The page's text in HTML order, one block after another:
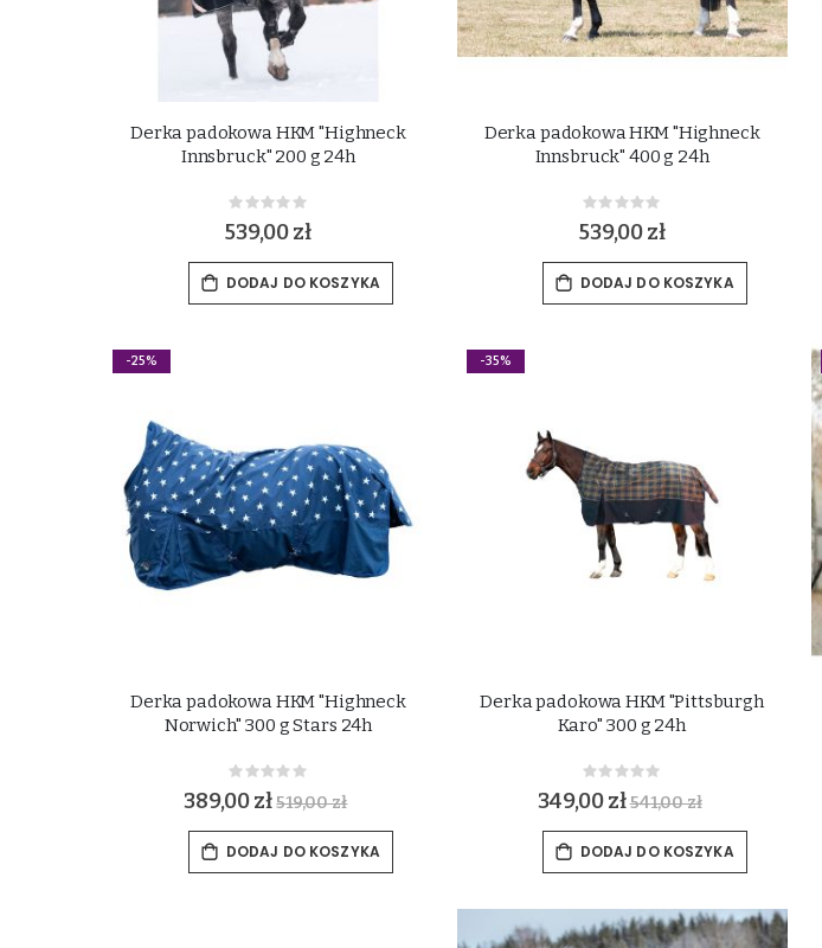
Derka padokowa HKM "Highneck
Innsbruck" 200 g 24h
Rating:
0%
539,00 zł
DODAJ DO KOSZYKA
Derka padokowa HKM "Highneck
Innsbruck" 400 g 24h
Rating:
0%
539,00 zł
DODAJ DO KOSZYKA
-25%
Derka padokowa HKM "Highneck
Norwich" 300 g Stars 24h
Rating:
0%
389,00 zł 519,00 zł
DODAJ DO KOSZYKA
-35%
Derka padokowa HKM "Pittsburgh
Karo" 300 g 24h
Rating:
0%
349,00 zł541,00 zł
DODAJ DO KOSZYKA